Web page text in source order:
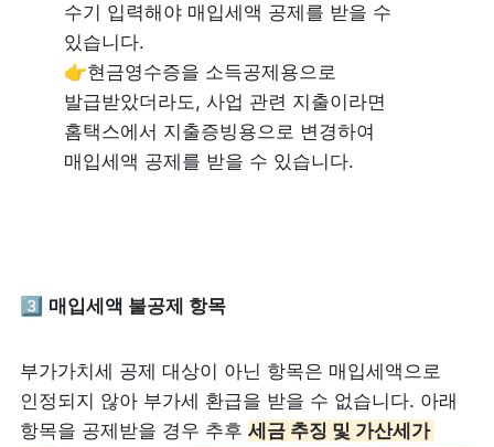
수기 입력해야 매입세액 공제를 받을 수
있습니다.
👉현금영수증을 소득공제용으로
발급받았더라도, 사업 관련 지출이라면
홈택스에서 지출증빙용으로 변경하여
매입세액 공제를 받을 수 있습니다.
3️⃣ 매입세액 불공제 항목
부가가치세 공제 대상이 아닌 항목은 매입세액으로
인정되지 않아 부가세 환급을 받을 수 없습니다. 아래
항목을 공제받을 경우 추후 세금 추징 및 가산세가